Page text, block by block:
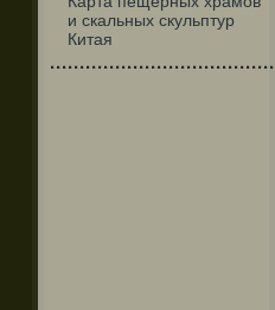
и скальных скульптур
Китая